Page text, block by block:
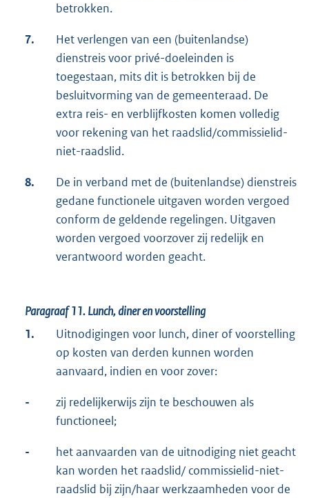
betrokken.
7.
Het verlengen van een (buitenlandse)
dienstreis voor privé-doeleinden is
toegestaan, mits dit is betrokken bij de
besluitvorming van de gemeenteraad. De
extra reis- en verblijfkosten komen volledig
voor rekening van het raadslid/commissielid-
niet-raadslid.
8.
De in verband met de (buitenlandse) dienstreis
gedane functionele uitgaven worden vergoed
conform de geldende regelingen. Uitgaven
worden vergoed voorzover zij redelijk en
verantwoord worden geacht.
Paragraaf 11.Lunch, diner en voorstelling
1.
Uitnodigingen voor lunch, diner of voorstelling
op kosten van derden kunnen worden
aanvaard, indien en voor zover:
-
zij redelijkerwijs zijn te beschouwen als
functioneel;
-
het aanvaarden van de uitnodiging niet geacht
kan worden het raadslid/ commissielid-niet-
raadslid bij zijn/haar werkzaamheden voor de